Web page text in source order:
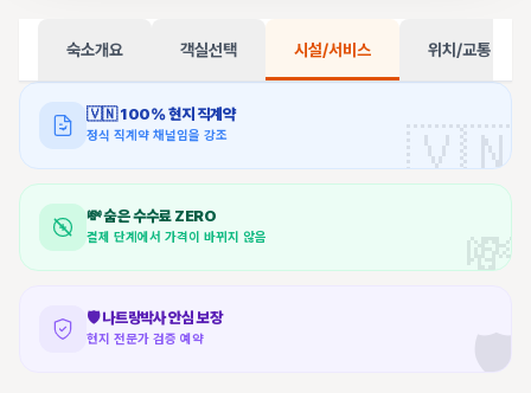
숙소개요 객실선택 시설/서비스 위치/교통
🇻🇳
🇻🇳 100% 현지 직계약
정식 직계약 채널임을 강조
💸
💸숨은 수수료 ZERO
결제 단계에서 가격이 바뀌지 않음
🛡️
🛡️ 나트랑박사 안심 보장
현지 전문가 검증 예약